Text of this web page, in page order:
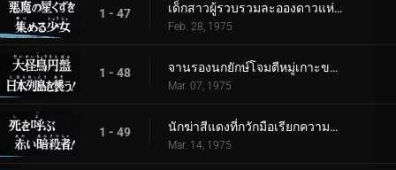
1 - 47 เด็กสาวผู้รวบรวมละอองดาวแห่งปีศาจ
Feb. 28, 1975
1 - 48 จานรองนกยักษ์โจมตีหมู่เกาะของญี่ปุ่น
Mar. 07, 1975
1 - 49 นักฆ่าสีแดงที่กวักมือเรียกความตาย!
Mar. 14, 1975